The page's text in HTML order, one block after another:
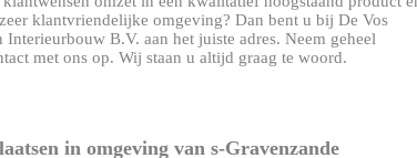
klantvriendelijke omgeving? Dan bent u bij De Vos
Interieurbouw B.V. aan het juiste adres. Neem geheel
met ons op. Wij staan u altijd graag te woord.
in omgeving van s-Gravenzande